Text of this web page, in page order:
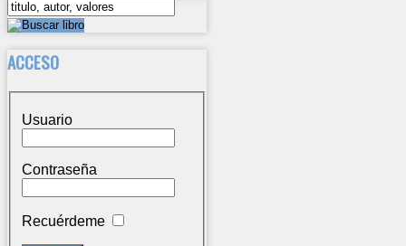
ACCESO
Usuario
Contraseña
Recuérdeme